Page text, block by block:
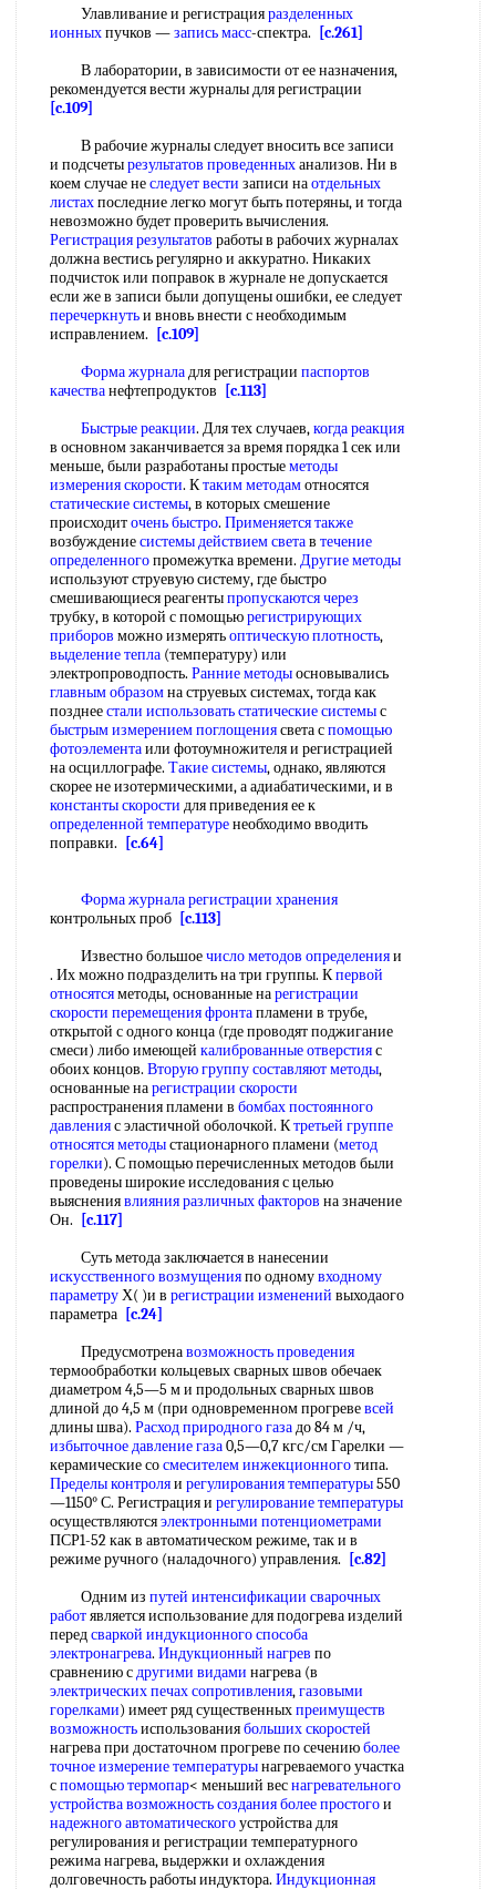
Улавливание и регистрацияразделенных
ионныхпучков —запись масс-спектра.
[c.261]
В лаборатории, в зависимости от ее назначения,
рекомендуется вести журналы для регистрации
[c.109]
В рабочие журналы следует вносить все записи
и подсчетырезультатов проведенныханализов. Ни в
коем случае неследует вести записи наотдельных
листахпоследние легко могут быть потеряны, и тогда
невозможно будет проверить вычисления.
Регистрация результатов работы в рабочих журналах
должна вестись регулярно и аккуратно. Никаких
подчисток или поправок в журнале не допускается
если же в записи были допущены ошибки, ее следует
перечеркнутьи вновь внести с необходимым
исправлением.
[c.109]
Форма журналадля регистрации паспортов
качестванефтепродуктов
[c.113]
Быстрые реакции. Для тех случаев,когда реакция
в основном заканчивается за время порядка 1 сек или
меньше, были разработаны простыеметоды
измерения скорости. Ктаким методамотносятся
статические системы, в которых смешение
происходиточень быстро. Применяется также
возбуждениесистемы действием светав течение
определенногопромежутка времени. Другие методы
используют струевую систему, где быстро
смешивающиеся реагентыпропускаются через
трубку, в которой с помощьюрегистрирующих
приборов можно измерятьоптическую плотность,
выделение тепла (температуру) или
электропроводпость. Ранние методыосновывались
главным образомна струевых системах, тогда как
позднеестали использоватьстатические системыс
быстрым измерением поглощениясвета спомощью
фотоэлементаили фотоумножителя и регистрацией
на осциллографе. Такие системы, однако, являются
скорее не изотермическими, а адиабатическими, и в
константы скорости для приведения ее к
определенной температуренеобходимо вводить
поправки.
[c.64]
Форма журналарегистрации хранения
контрольных проб [c.113]
Известно большоечисло методов определенияи
. Их можно подразделить на три группы. Кпервой
относятсяметоды, основанные нарегистрации
скорости перемещения фронтапламени в трубе,
открытой с одного конца (где проводят поджигание
смеси) либо имеющей калиброванные отверстияс
обоих концов. Вторую группусоставляют методы,
основанные нарегистрации скорости
распространения пламени в бомбах постоянного
давленияс эластичной оболочкой. Ктретьей группе
относятся методыстационарного пламени (метод
горелки). С помощью перечисленных методов были
проведены широкие исследования с целью
выяснениявлияния различных факторов на значение
Он.
[c.117]
Суть метода заключается в нанесении
искусственного возмущенияпо одномувходному
параметруХ( )и в регистрации изменений выходаого
параметра [c.24]
Предусмотренавозможность проведения
термообработки кольцевых сварных швов обечаек
диаметром 4,5—5 м и продольных сварных швов
длиной до 4,5 м (при одновременном прогревевсей
длины шва). Расход природного газадо 84 м /ч,
избыточное давление газа0,5—0,7 кгс/см Гарелки —
керамические сосмесителем инжекционноготипа.
Пределы контроляи регулирования температуры550
—1150° С. Регистрация и регулирование температуры
осуществляютсяэлектронными потенциометрами
ПСР1-52 как в автоматическом режиме, так и в
режиме ручного (наладочного) управления.
[c.82]
Одним из путей интенсификации сварочных
работявляется использование для подогрева изделий
передсваркой индукционного способа
электронагрева. Индукционный нагрев по
сравнению сдругими видами нагрева (в
электрических печах сопротивления,газовыми
горелками) имеет ряд существенныхпреимуществ
возможностьиспользованиябольших скоростей
нагрева при достаточном прогреве по сечениюболее
точноеизмерение температурынагреваемого участка
спомощью термопар< меньший веснагревательного
устройствавозможность созданияболее простогои
надежного автоматическогоустройства для
регулирования и регистрации температурного
режима нагрева, выдержки и охлаждения
долговечность работы индуктора. Индукционная